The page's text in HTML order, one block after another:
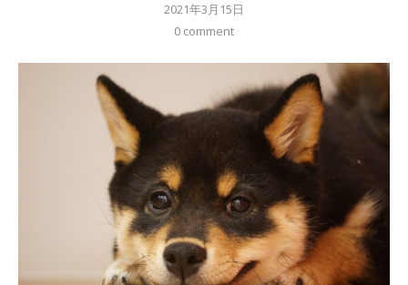
2021年3月15日
0 comment